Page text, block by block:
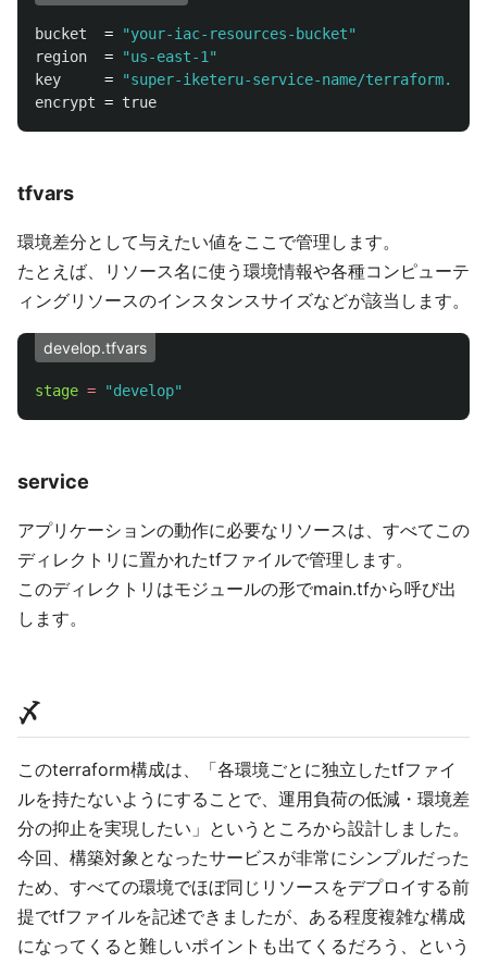
bucket
  =
"your-iac-resources-bucket"
region
  =
"us-east-1"
key
     =
"super-iketeru-service-name/
encrypt = true
tfvars
環境差分として与えたい値をここで管理します。
たとえば、リソース名に使う環境情報や各種コンピューテ
ィングリソースのインスタンスサイズなどが該当します。
develop.tfvars
stage = "develop"
service
アプリケーションの動作に必要なリソースは、すべてこの
ディレクトリに置かれたtfファイルで管理します。
このディレクトリはモジュールの形でmain.tfから呼び出
します。
〆
このterraform構成は、「各環境ごとに独立したtfファイ
ルを持たないようにすることで、運用負荷の低減・環境差
分の抑止を実現したい」というところから設計しました。
今回、構築対象となったサービスが非常にシンプルだった
ため、すべての環境でほぼ同じリソースをデプロイする前
提でtfファイルを記述できましたが、ある程度複雑な構成
になってくると難しいポイントも出てくるだろう、という